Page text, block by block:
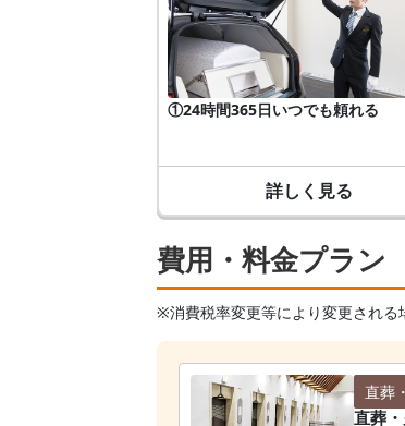
費用・料金プラン
※消費税率変更等により変更される
直葬
直葬
①24時間365日いつでも頼れる
詳しく見る